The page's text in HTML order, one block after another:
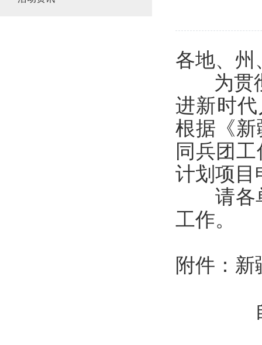
各地、州
为贯彻
进新时
根据《
同兵团
计划项目
请各单
工作。
附件：